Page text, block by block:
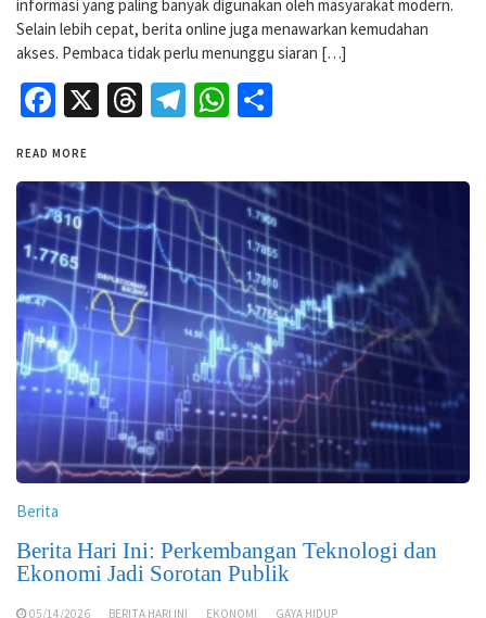
informasi yang paling banyak digunakan oleh masyarakat modern.
Selain lebih cepat, berita online juga menawarkan kemudahan
akses. Pembaca tidak perlu menunggu siaran […]
Facebook
X Threads
Telegram
WhatsApp
READ MORE
Berita
Berita Hari Ini: Perkembangan Teknologi dan
Ekonomi Jadi Sorotan Publik
05/14/2026 BERITA HARI INI EKONOMI GAYA HIDUP